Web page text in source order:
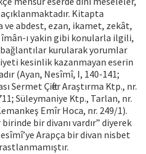
Kitapta
ve abdest, ezan, ikamet, zekât,
ı yakin gibi konularla ilgili,
kurularak yorumlar
kesinlik kazanmayan eserin
(Ayan, Nesîmî, I, 140-141;
Sermet Çifter Araştırma Ktp., nr.
Süleymaniye Ktp., Tarlan, nr.
Emîr Hoca, nr. 249/1).
bir divanı vardır” diyerek
Arapça bir divan nisbet